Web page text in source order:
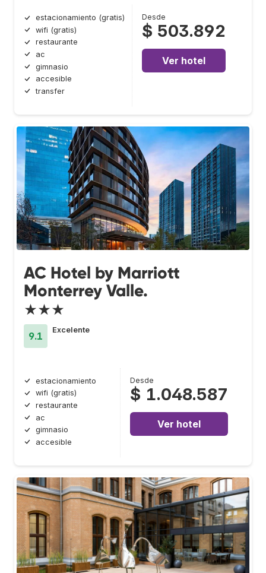
estacionamiento (gratis)
wifi (gratis)
restaurante
ac
gimnasio
accesible
transfer
Desde
$ 503.892
Ver hotel
AC Hotel by Marriott
Monterrey Valle.
★★★
9.1
Excelente
estacionamiento
wifi (gratis)
restaurante
ac
gimnasio
accesible
Desde
$ 1.048.587
Ver hotel